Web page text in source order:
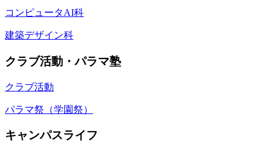
コンピュータAI科
建築デザイン科
クラブ活動・パラマ塾
クラブ活動
パラマ祭（学園祭）
キャンパスライフ